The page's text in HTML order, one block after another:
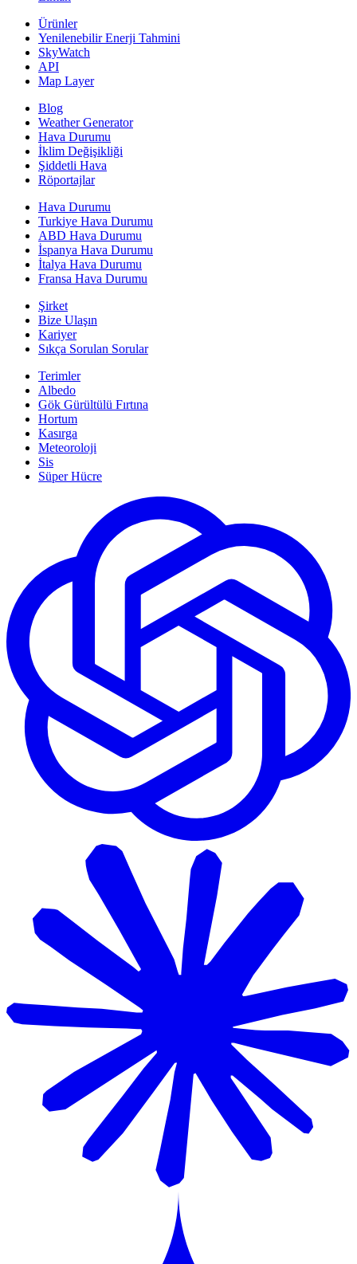
Ürünler
Yenilenebilir Enerji Tahmini
SkyWatch
API
Map Layer
Blog
Weather Generator
Hava Durumu
İklim Değişikliği
Şiddetli Hava
Röportajlar
Hava Durumu
Turkiye Hava Durumu
ABD Hava Durumu
İspanya Hava Durumu
İtalya Hava Durumu
Fransa Hava Durumu
Şirket
Bize Ulaşın
Kariyer
Sıkça Sorulan Sorular
Terimler
Albedo
Gök Gürültülü Fırtına
Hortum
Kasırga
Meteoroloji
Sis
Süper Hücre